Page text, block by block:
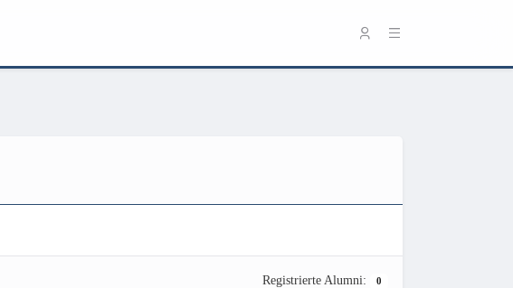
Registrierte Alumni: 0